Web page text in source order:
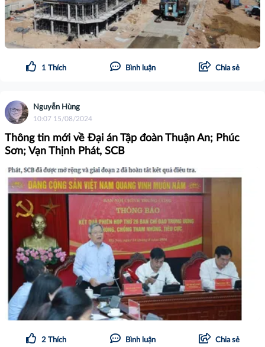
1 Thích Bình luận Chia sẻ
Nguyễn Hùng
10:07 15/08/2024
Thông tin mới về Đại án Tập đoàn Thuận An; Phúc
Sơn; Vạn Thịnh Phát, SCB
2 Thích Bình luận Chia sẻ